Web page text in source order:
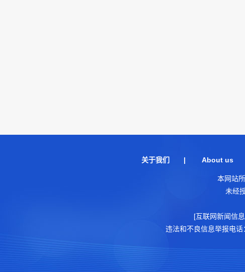
关于我们 | About us
本网站
未经
[互联网新闻信
违法和不良信息举报电